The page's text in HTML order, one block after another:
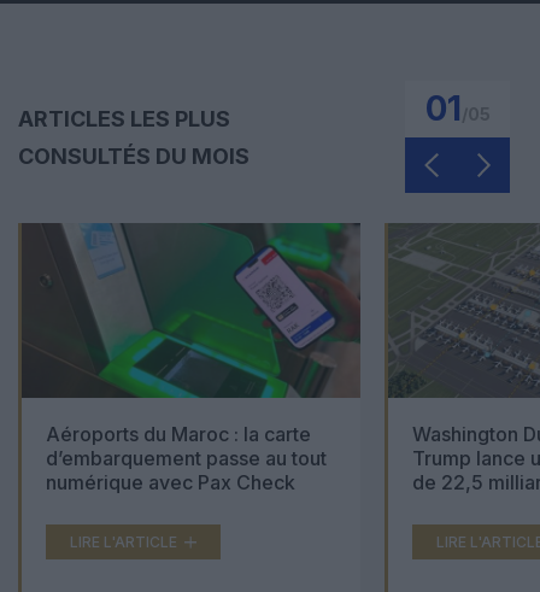
ARTICLES LES PLUS
CONSULTÉS DU MOIS
01
Aéroports du Maroc : la carte
d’embarquement passe au tout
numérique avec Pax Check
LIRE L'ARTICLE
Washington
Trump lance
de 22,5
LIRE